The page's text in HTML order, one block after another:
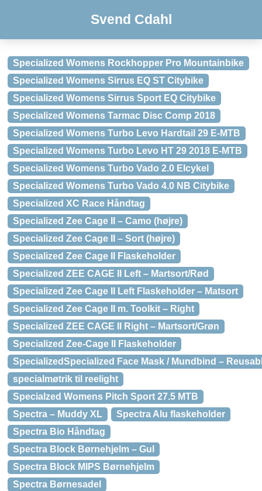
Svend Cdahl
Specialized Womens Rockhopper Pro Mountainbike
Specialized Womens Sirrus EQ ST Citybike
Specialized Womens Sirrus Sport EQ Citybike
Specialized Womens Tarmac Disc Comp 2018
Specialized Womens Turbo Levo Hardtail 29 E-MTB
Specialized Womens Turbo Levo HT 29 2018 E-MTB
Specialized Womens Turbo Vado 2.0 Elcykel
Specialized Womens Turbo Vado 4.0 NB Citybike
Specialized XC Race Håndtag
Specialized Zee Cage II – Camo (højre)
Specialized Zee Cage II – Sort (højre)
Specialized Zee Cage II Flaskeholder
Specialized ZEE CAGE II Left – Martsort/Rød
Specialized Zee Cage II Left Flaskeholder – Matsort
Specialized Zee Cage II m. Toolkit – Right
Specialized ZEE CAGE II Right – Martsort/Grøn
Specialized Zee-Cage II Flaskeholder
SpecializedSpecialized Face Mask / Mundbind –
specialmøtrik til reelight
Specialzed Womens Pitch Sport 27.5 MTB
Spectra – Muddy XL
Spectra Alu flaskeholder
Spectra Bio Håndtag
Spectra Block Børnehjelm – Gul
Spectra Block MIPS Børnehjelm
Spectra Børnesadel